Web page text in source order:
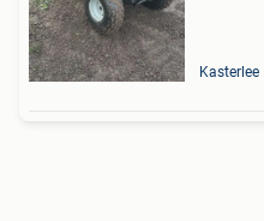
Kasterlee